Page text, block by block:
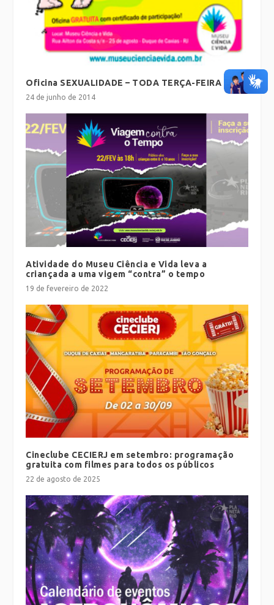
Oficina SEXUALIDADE – TODA TERÇA-FEIRA
24 de junho de 2014
Atividade do Museu Ciência e Vida leva a
criançada a uma vigem “contra” o tempo
19 de fevereiro de 2022
Cineclube CECIERJ em setembro: programação
gratuita com filmes para todos os públicos
22 de agosto de 2025